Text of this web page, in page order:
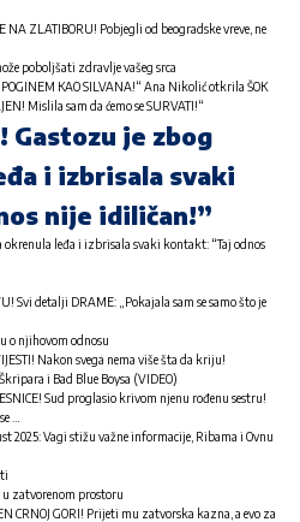
NA ZLATIBORU! Pobjegli od beogradske vreve, ne
poboljšati zdravlje vašeg srca
KAO SILVANA!“ Ana Nikolić otkrila ŠOK
Mislila sam da ćemo se SURVATI!“
Gastozu je zbog
i izbrisala svaki
nije idiličan!”
leđa i izbrisala svaki kontakt: “Taj odnos
Svi detalji DRAME: „Pokajala sam se samo što je
o njihovom odnosu
Nakon svega nema više šta da kriju!
i Bad Blue Boysa (VIDEO)
Sud proglasio krivom njenu rođenu sestru!
…
2025: Vagi stižu važne informacije, Ribama i Ovnu
zatvorenom prostoru
CRNOJ GORI! Prijeti mu zatvorska kazna, a evo za